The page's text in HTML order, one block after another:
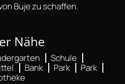
Buje zu schaffen.
Nähe
Schule
Bank Park
Park